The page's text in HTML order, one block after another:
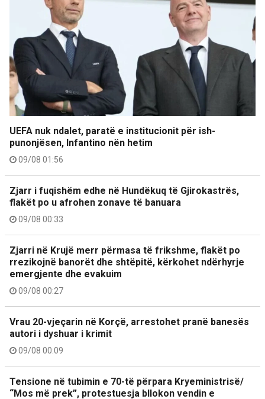
UEFA nuk ndalet, paratë e institucionit për ish-
punonjësen, Infantino nën hetim
09/08 01:56
Zjarr i fuqishëm edhe në Hundëkuq të Gjirokastrës,
flakët po u afrohen zonave të banuara
09/08 00:33
Zjarri në Krujë merr përmasa të frikshme, flakët po
rrezikojnë banorët dhe shtëpitë, kërkohet ndërhyrje
emergjente dhe evakuim
09/08 00:27
Vrau 20-vjeçarin në Korçë, arrestohet pranë banesës
autori i dyshuar i krimit
09/08 00:09
Tensione në tubimin e 70-të përpara Kryeministrisë/
“Mos më prek”, protestuesja bllokon vendin e